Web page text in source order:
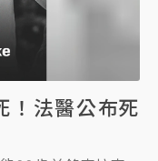
！法醫公布死